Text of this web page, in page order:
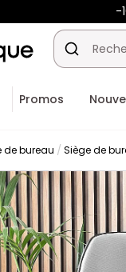
-
Promos
de bureau Siège de